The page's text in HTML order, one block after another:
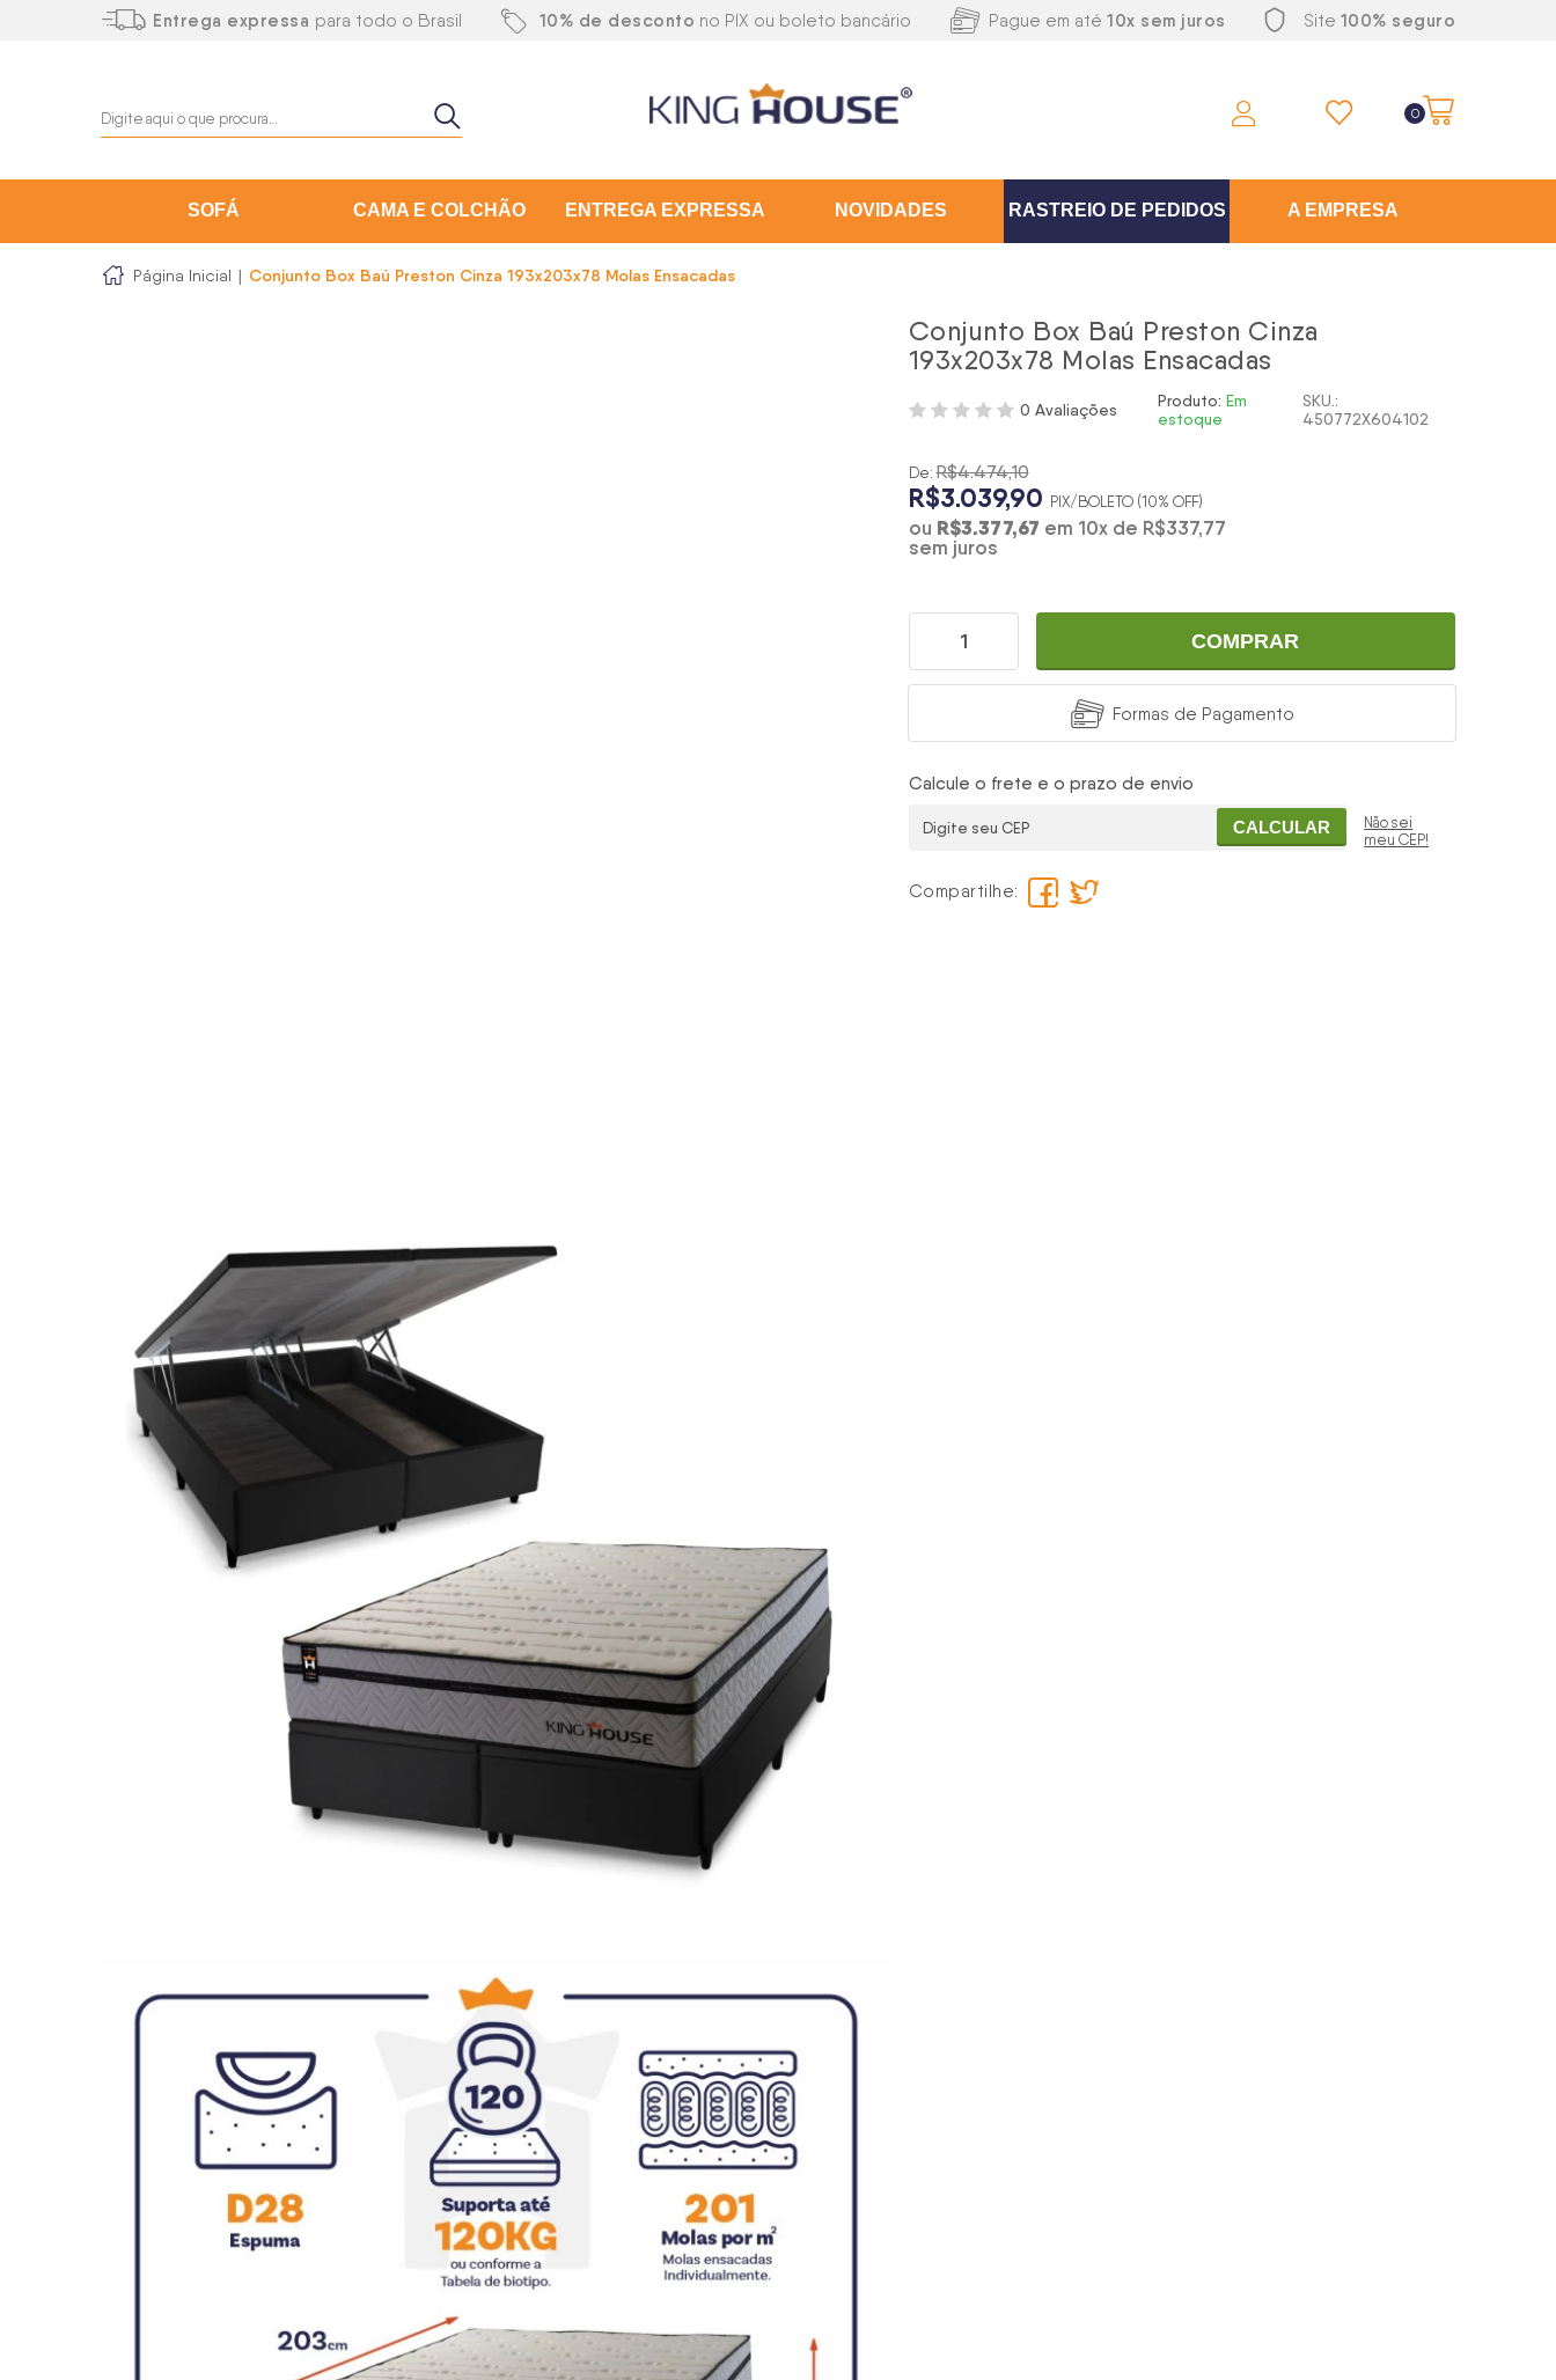
Entrega expressa para todo o Brasil 10% de desconto no PIX ou boleto bancário Pague em até 10x sem juros Site 100% seguro
0
SOFÁ CAMA E COLCHÃO ENTREGA EXPRESSA NOVIDADES RASTREIO DE PEDIDOS A EMPRESA
Página Inicial | Conjunto Box Baú Preston Cinza 193x203x78 Molas Ensacadas
Conjunto Box Baú Preston Cinza
193x203x78 Molas Ensacadas
0 Avaliações Produto: Em
estoque
SKU.:
450772X604102
De: R$4.474,10
R$3.039,90 PIX/BOLETO (10% OFF)
ou R$3.377,67 em 10xde R$337,77
sem juros
COMPRAR
Formas de Pagamento
Calcule o frete e o prazo de envio
CALCULAR
Não sei
meu CEP!
Compartilhe: